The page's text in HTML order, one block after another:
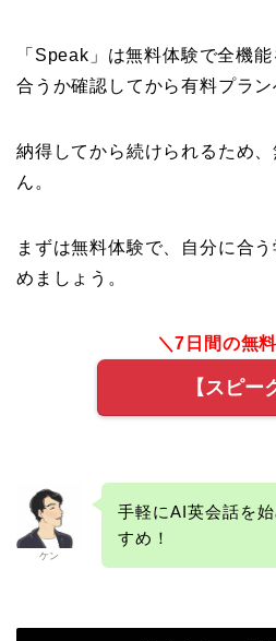
「Speak」は無料体験で全機
合うか確認してから有料プラン
納得してから続けられるため
ん。
まずは無料体験で、自分に合
めましょう。
＼7日間の無
【スピー
ケン
手軽にAI英会話を
すめ！